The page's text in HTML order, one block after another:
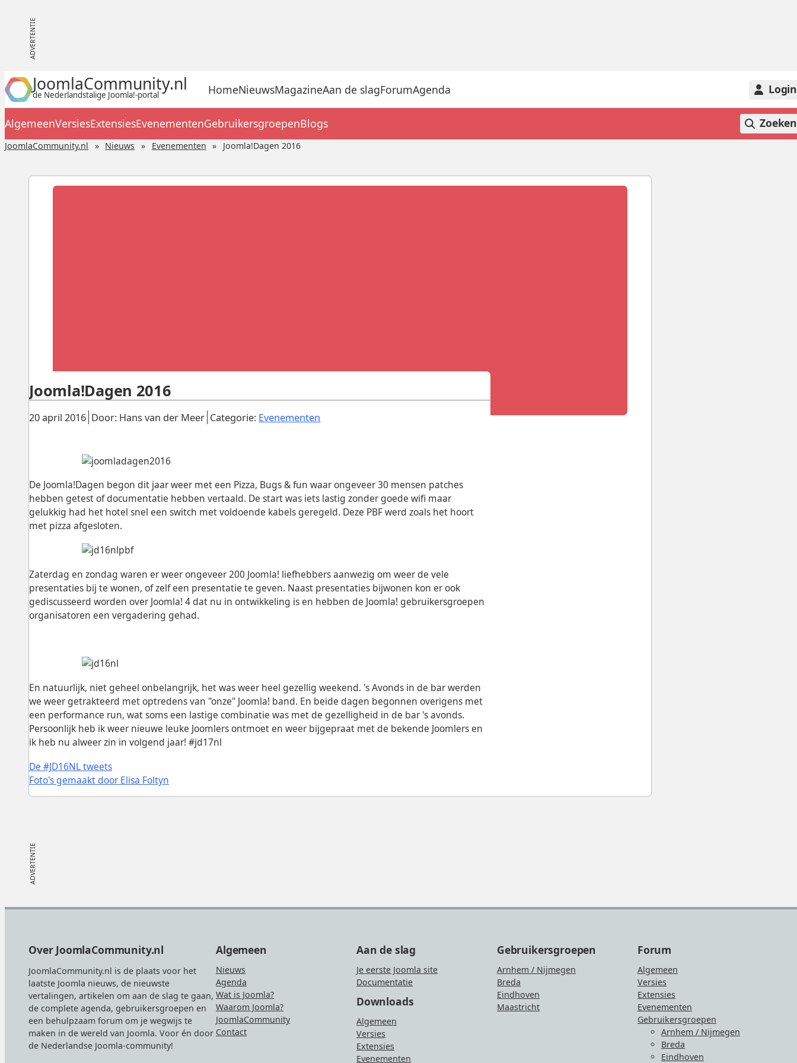
JoomlaCommunity.nl
de Nederlandstalige Joomla!-portal HomeNieuwsMagazineAan de slagForumAgenda Login
AlgemeenVersiesExtensiesEvenementenGebruikersgroepenBlogs Zoeken
JoomlaCommunity.nl Nieuws Evenementen Joomla!Dagen 2016
Gepubliceerd:
20 april 2016. Door: Hans van der Meer. Categorie: Evenementen
Joomla!Dagen 2016
De Joomla!Dagen begon dit jaar weer met een Pizza, Bugs & fun waar ongeveer 30 mensen patches
hebben getest of documentatie hebben vertaald. De start was iets lastig zonder goede wifi maar
gelukkig had het hotel snel een switch met voldoende kabels geregeld. Deze PBF werd zoals het hoort
met pizza afgesloten.
Zaterdag en zondag waren er weer ongeveer 200 Joomla! liefhebbers aanwezig om weer de vele
presentaties bij te wonen, of zelf een presentatie te geven. Naast presentaties bijwonen kon er ook
gediscusseerd worden over Joomla! 4 dat nu in ontwikkeling is en hebben de Joomla! gebruikersgroepen
organisatoren een vergadering gehad.
En natuurlijk, niet geheel onbelangrijk, het was weer heel gezellig weekend. 's Avonds in de bar werden
we weer getrakteerd met optredens van "onze" Joomla! band. En beide dagen begonnen overigens met
een performance run, wat soms een lastige combinatie was met de gezelligheid in de bar 's avonds.
Persoonlijk heb ik weer nieuwe leuke Joomlers ontmoet en weer bijgepraat met de bekende Joomlers en
ik heb nu alweer zin in volgend jaar! #jd17nl
De #JD16NL tweets
Foto's gemaakt door Elisa Foltyn
Over JoomlaCommunity.nl
JoomlaCommunity.nl is de plaats voor het
laatste Joomla nieuws, de nieuwste
vertalingen, artikelen om aan de slag te gaan,
de complete agenda, gebruikersgroepen en
een behulpzaam forum om je wegwijs te
maken in de wereld van Joomla. Voor én door
de Nederlandse Joomla-community!
Algemeen
Nieuws
Agenda
Wat is Joomla?
Waarom Joomla?
JoomlaCommunity
Contact
Aan de slag
Je eerste Joomla site
Documentatie
Downloads
Algemeen
Versies
Extensies
Evenementen
Gebruikersgroepen
Arnhem / Nijmegen
Breda
Eindhoven
Maastricht
Forum
Algemeen
Versies
Extensies
Evenementen
Gebruikersgroepen
Arnhem / Nijmegen
Breda
Eindhoven